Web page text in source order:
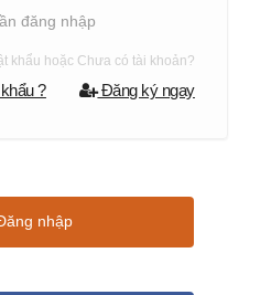
đăng nhập
khẩu hoặc Chưa có tài khoản?
Đăng ký ngay
?
nhập